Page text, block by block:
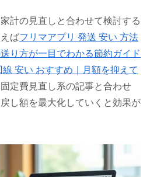
計の見直しと合わせて検討する
ばフリマアプリ 発送 安い 方法
り方が一目でわかる節約ガイド
安い おすすめ｜月額を抑えて
定費見直し系の記事と合わせ
し額を最大化していくと効果が